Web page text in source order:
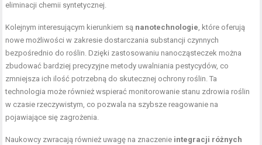
eliminacji chemii syntetycznej.
Kolejnym interesującym kierunkiem są nanotechnologie, które oferują
nowe możliwości w zakresie dostarczania substancji czynnych
bezpośrednio do roślin. Dzięki zastosowaniu nanocząsteczek można
zbudować bardziej precyzyjne metody uwalniania pestycydów, co
zmniejsza ich ilość potrzebną do skutecznej ochrony roślin. Ta
technologia może również wspierać monitorowanie stanu zdrowia roślin
w czasie rzeczywistym, co pozwala na szybsze reagowanie na
pojawiające się zagrożenia.
Naukowcy zwracają również uwagę na znaczenie integracji różnych